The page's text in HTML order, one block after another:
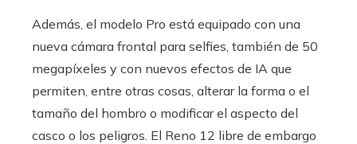
Además, el modelo Pro está equipado con una
nueva cámara frontal para selfies, también de 50
megapíxeles y con nuevos efectos de IA que
permiten, entre otras cosas, alterar la forma o el
tamaño del hombro o modificar el aspecto del
casco o los peligros. El Reno 12 libre de embargo